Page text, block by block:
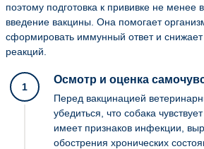
поэтому подготовка к прививке не менее
введение вакцины. Она помогает
сформировать иммунный ответ и
реакций.
1
Осмотр и оценка
Перед вакцинацией
убедиться, что собака
имеет признаков инфекции,
обострения хронических